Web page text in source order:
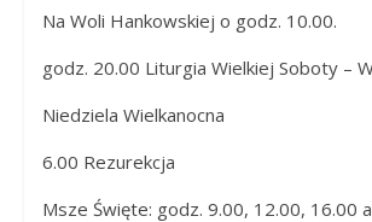
Na Woli Hankowskiej o godz. 10.00.
godz. 20.00 Liturgia Wielkiej Soboty –
Niedziela Wielkanocna
6.00 Rezurekcja
Msze Święte: godz. 9.00, 12.00, 16.00